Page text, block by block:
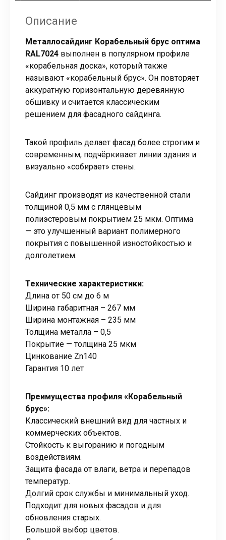
Описание
Металлосайдинг Корабельный брус оптима
RAL7024 выполнен в популярном профиле
«корабельная доска», который также
называют «корабельный брус». Он повторяет
аккуратную горизонтальную деревянную
обшивку и считается классическим
решением для фасадного сайдинга.
Такой профиль делает фасад более строгим и
современным, подчёркивает линии здания и
визуально «собирает» стены.
Сайдинг производят из качественной стали
толщиной 0,5 мм с глянцевым
полиэстеровым покрытием 25 мкм. Оптима
— это улучшенный вариант полимерного
покрытия с повышенной изностойкостью и
долголетием.
Технические характеристики:
Длина от 50 см до 6 м
Ширина габаритная – 267 мм
Ширина монтажная – 235 мм
Толщина металла – 0,5
Покрытие — толщина 25 мкм
Цинкование Zn140
Гарантия 10 лет
Преимущества профиля «Корабельный
брус»:
Классический внешний вид для частных и
коммерческих объектов.
Стойкость к выгоранию и погодным
воздействиям.
Защита фасада от влаги, ветра и перепадов
температур.
Долгий срок службы и минимальный уход.
Подходит для новых фасадов и для
обновления старых.
Большой выбор цветов.